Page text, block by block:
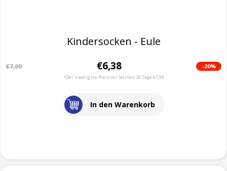
Kindersocken - Eule
€7,99 €6,38 -20%
*Der niedrigste Preis der letzten 30 Tage €7,99
In den Warenkorb